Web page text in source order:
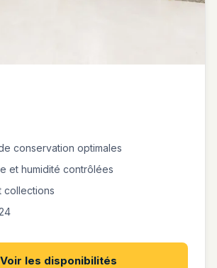
conservation optimales
et humidité contrôlées
collections
Voir les disponibilités